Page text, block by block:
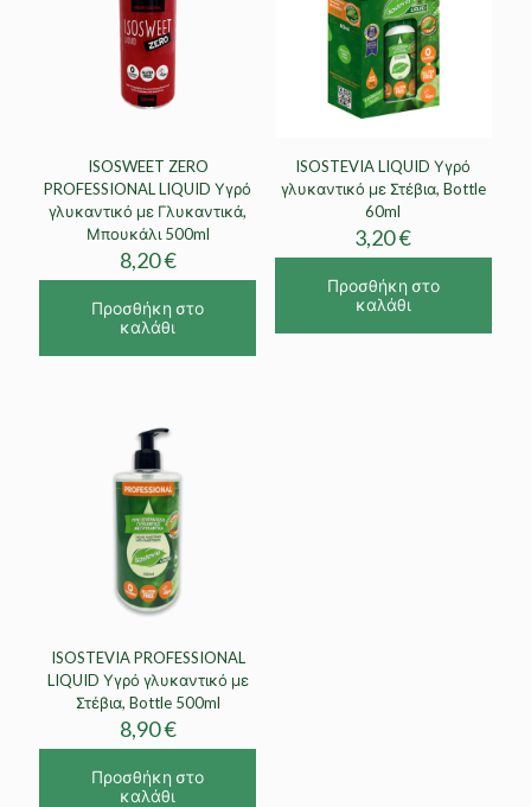
ISOSWEET ZERO
PROFESSIONAL LIQUID Υγρό
γλυκαντικό με Γλυκαντικά,
Μπουκάλι 500ml
8,20€
Προσθήκη στο
καλάθι
ISOSTEVIA LIQUID Υγρό
γλυκαντικό με Στέβια, Bottle
60ml
3,20€
Προσθήκη στο
καλάθι
ISOSTEVIA PROFESSIONAL
LIQUID Υγρό γλυκαντικό με
Στέβια, Bottle 500ml
8,90€
Προσθήκη στο
καλάθι